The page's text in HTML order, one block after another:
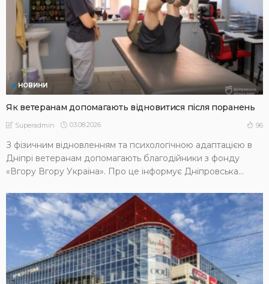
НОВИНИ
Як ветеранам допомагають відновитися після поранень
Superadmin 03.08.2026 96
З фізичним відновленням та психологічною адаптацією в
Дніпрі ветеранам допомагають благодійники з фонду
«Вгору Вгору Україна». Про це інформує Дніпровська...